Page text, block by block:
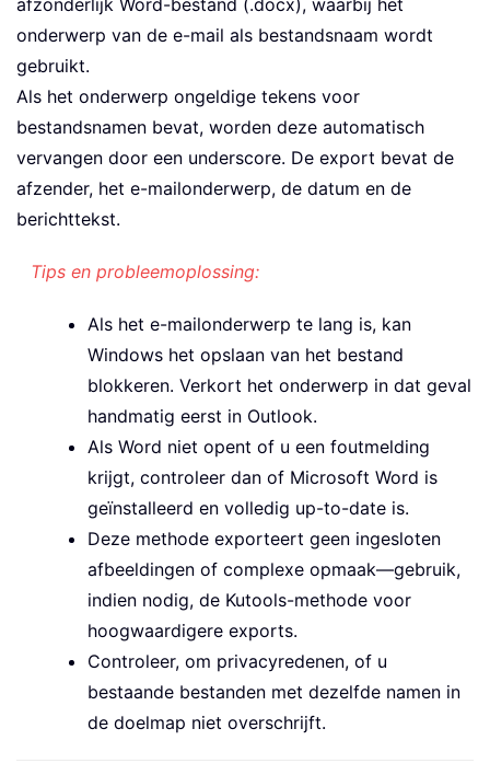
If Folder Is Nothing Then
        MsgBox
"Operation cancelled."
End
If
    savePath
= Folder. Items().Item
( savePath < > "\"
' Create Word application
olSelection
Set olItem = olSelection
' Process only MailItem
If olItem. Class = 43 Then
Set wdDoc = wdApp.
' Sanitize subject for
            fileName
CleanFileName
fileName Then
' Write content to Word
With wdDoc
. Content.InsertAfter
.Content
onderwerp van de e-mail als bestandsnaam wordt
gebruikt.
Als het onderwerp ongeldige tekens voor
bestandsnamen bevat, worden deze automatisch
vervangen door een underscore. De export bevat de
afzender, het e-mailonderwerp, de datum en de
berichttekst.
Tips en probleemoplossing:
Als het e-mailonderwerp te lang is, kan
Windows het opslaan van het bestand
blokkeren. Verkort het onderwerp in dat geval
handmatig eerst in Outlook.
Als Word niet opent of u een foutmelding
krijgt, controleer dan of Microsoft Word is
geïnstalleerd en volledig up-to-date is.
Deze methode exporteert geen ingesloten
afbeeldingen of complexe opmaak—gebruik,
indien nodig, de Kutools-methode voor
hoogwaardigere exports.
Controleer, om privacyredenen, of u
bestaande bestanden met dezelfde namen in
de doelmap niet overschrijft.